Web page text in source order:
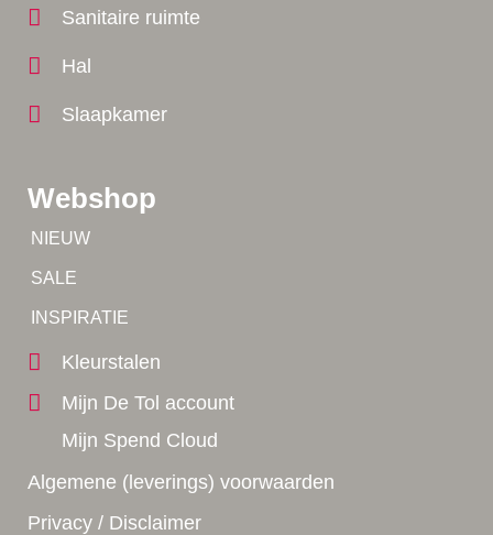
Webshop
NIEUW
SALE
INSPIRATIE
Kleurstalen
Mijn De Tol account
Mijn Spend Cloud
Algemene (leverings) voorwaarden
Privacy / Disclaimer
Sanitaire ruimte
Hal
Slaapkamer